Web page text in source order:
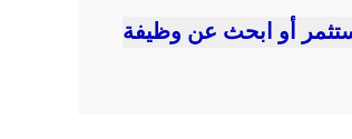
أو ابحث عن وظيفة